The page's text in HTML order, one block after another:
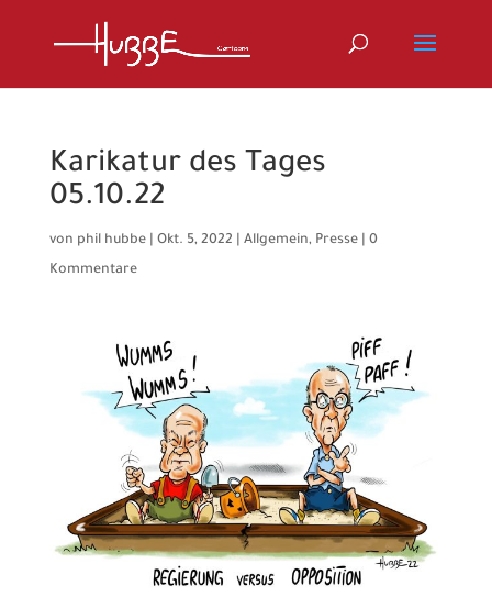
Karikatur des Tages
05.10.22
von phil hubbe| Okt. 5, 2022 Allgemein, Presse| 0
Kommentare